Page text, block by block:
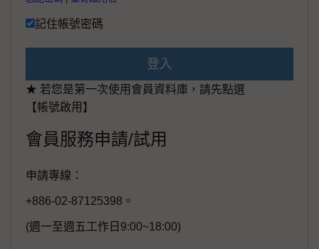
記住帳號密碼
登入
★ 若您是第一次使用會員資料庫，請先點選
【帳號啟用】
會員服務申請/試用
申請專線：
+886-02-87125398。
(週一至週五工作日9:00~18:00)